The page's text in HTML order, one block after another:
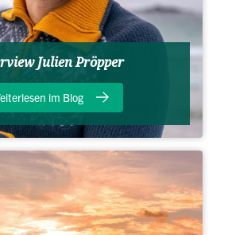
Julien Pröpper
im Blog